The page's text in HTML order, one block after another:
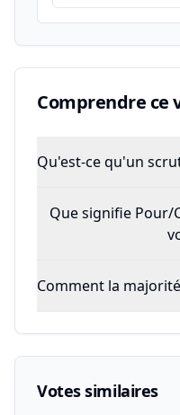
Comprendre ce
Qu'est-ce qu'un
Que signifie
Comment la
Votes similaires